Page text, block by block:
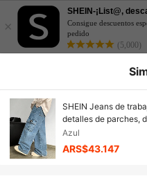
×
SHEIN-¡List@,
Consigue descuentos
pedido
(5,000)
SHEIN Jeans de
detalles de parches,
uso diario suave,
escolar, en estilo
preadolescentes
Azul
ARS$43.147